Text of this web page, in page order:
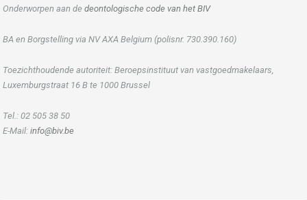
Onderworpen aan de deontologische code van het BIV
BA en Borgstelling via NV AXA Belgium (polisnr. 730.390.160)
Toezichthoudende autoriteit: Beroepsinstituut van vastgoedmakelaars,
Luxemburgstraat 16 B te 1000 Brussel
Tel.: 02 505 38 50
E-Mail: info@biv.be